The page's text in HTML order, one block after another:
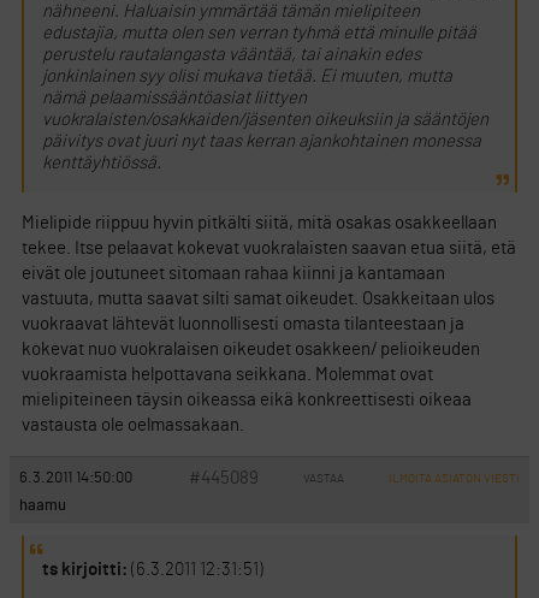
nähneeni. Haluaisin ymmärtää tämän mielipiteen
edustajia, mutta olen sen verran tyhmä että minulle pitää
perustelu rautalangasta vääntää, tai ainakin edes
jonkinlainen syy olisi mukava tietää. Ei muuten, mutta
nämä pelaamissääntöasiat liittyen
vuokralaisten/osakkaiden/jäsenten oikeuksiin ja sääntöjen
päivitys ovat juuri nyt taas kerran ajankohtainen monessa
kenttäyhtiössä.
Mielipide riippuu hyvin pitkälti siitä, mitä osakas osakkeellaan
tekee. Itse pelaavat kokevat vuokralaisten saavan etua siitä, etä
eivät ole joutuneet sitomaan rahaa kiinni ja kantamaan
vastuuta, mutta saavat silti samat oikeudet. Osakkeitaan ulos
vuokraavat lähtevät luonnollisesti omasta tilanteestaan ja
kokevat nuo vuokralaisen oikeudet osakkeen/ pelioikeuden
vuokraamista helpottavana seikkana. Molemmat ovat
mielipiteineen täysin oikeassa eikä konkreettisesti oikeaa
vastausta ole oelmassakaan.
6.3.2011 14:50:00 #445089 VASTAA ILMOITA ASIATON VIESTI
haamu
ts kirjoitti: (6.3.2011 12:31:51)